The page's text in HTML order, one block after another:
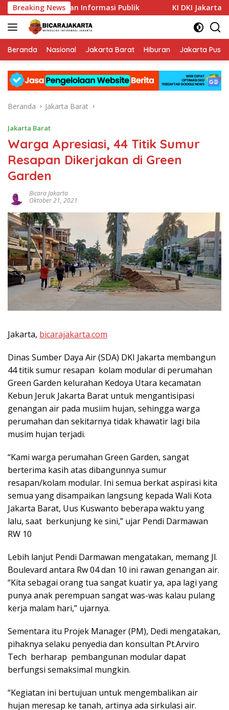
Langsung
ke
konten
Breaking News
Keterbukaan Informasi Publik KI DKI Jakarta : PT
Beranda Nasional Jakarta Barat Hiburan Jakarta Pusat
Beranda Jakarta Barat
Jakarta Barat
Warga Apresiasi, 44 Titik Sumur
Resapan Dikerjakan di Green
Garden
Bicara Jakarta
Oktober 21, 2021
Jakarta, bicarajakarta.com
Dinas Sumber Daya Air (SDA) DKI Jakarta membangun
44 titik sumur resapan kolam modular di perumahan
Green Garden kelurahan Kedoya Utara kecamatan
Kebun Jeruk Jakarta Barat untuk mengantisipasi
genangan air pada musiim hujan, sehingga warga
perumahan dan sekitarnya tidak khawatir lagi bila
musim hujan terjadi.
“Kami warga perumahan Green Garden, sangat
berterima kasih atas dibangunnya sumur
resapan/kolam modular. Ini semua berkat aspirasi kita
semua yang disampaikan langsung kepada Wali Kota
Jakarta Barat, Uus Kuswanto beberapa waktu yang
lalu, saat berkunjung ke sini,” ujar Pendi Darmawan
RW 10
Lebih lanjut Pendi Darmawan mengatakan, memang Jl.
Boulevard antara Rw 04 dan 10 ini rawan genangan air.
“Kita sebagai orang tua sangat kuatir ya, apa lagi yang
punya anak perempuan sangat was-was kalau pulang
kerja malam hari,” ujarnya.
Sementara itu Projek Manager (PM), Dedi mengatakan,
pihaknya selaku penyedia dan konsultan Pt.Arviro
Tech berharap pembangunan modular dapat
berfungsi semaksimal mungkin.
“Kegiatan ini bertujuan untuk mengembalikan air
hujan meresap ke tanah, artinya ada sirkulasi air.